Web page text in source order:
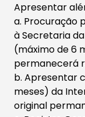
Apresentar
a. Procuração
à Secretaria
(máximo de 6
permanecerá
b. Apresentar
meses) da
original